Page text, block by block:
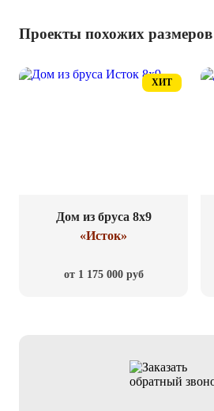
Проекты похожих размеров
ХИТ
Дом из бруса 8x9
«Исток»
от 1 175 000 руб